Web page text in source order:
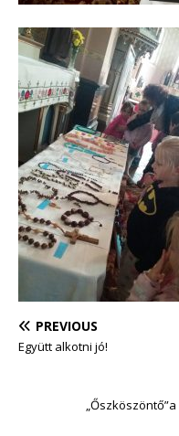
PREVIOUS
Együtt alkotni jó!